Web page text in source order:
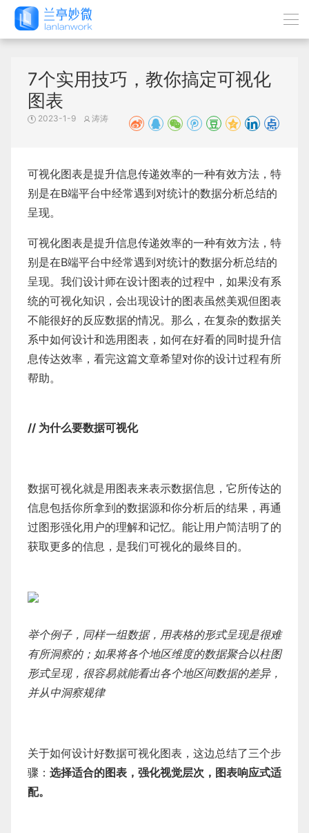
7个实用技巧，教你搞定可视化
图表
2023-1-9 涛涛
可视化图表是提升信息传递效率的一种有效方法，特
别是在B端平台中经常遇到对统计的数据分析总结的
呈现。
可视化图表是提升信息传递效率的一种有效方法，特
别是在B端平台中经常遇到对统计的数据分析总结的
呈现。我们设计师在设计图表的过程中，如果没有系
统的可视化知识，会出现设计的图表虽然美观但图表
不能很好的反应数据的情况。那么，在复杂的数据关
系中如何设计和选用图表，如何在好看的同时提升信
息传达效率，看完这篇文章希望对你的设计过程有所
帮助。
// 为什么要数据可视化
数据可视化就是用图表来表示数据信息，它所传达的
信息包括你所拿到的数据源和你分析后的结果，再通
过图形强化用户的理解和记忆。能让用户简洁明了的
获取更多的信息，是我们可视化的最终目的。
举个例子，同样一组数据，用表格的形式呈现是很难
有所洞察的；如果将各个地区维度的数据聚合以柱图
形式呈现，很容易就能看出各个地区间数据的差异，
并从中洞察规律
关于如何设计好数据可视化图表，这边总结了三个步
骤： 选择适合的图表，强化视觉层次，图表响应式适
配。